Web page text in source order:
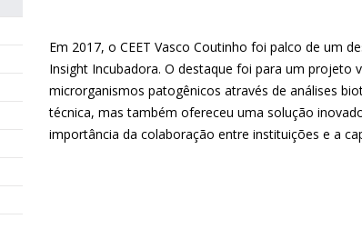
Em 2017, o CEET Vasco Coutinho foi palco de um
Insight Incubadora. O destaque foi para um projeto
microrganismos patogênicos através de análises
técnica, mas também ofereceu uma solução
importância da colaboração entre instituições e a